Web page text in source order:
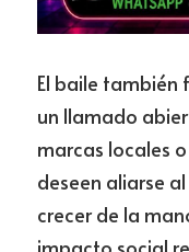
El baile también
un llamado
marcas locales
deseen aliarse
crecer de la